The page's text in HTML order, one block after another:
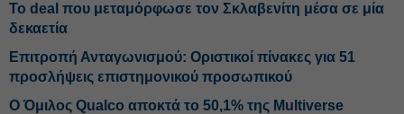
Το deal που μεταμόρφωσε τον Σκλαβενίτη μέσα σε μία
δεκαετία
Επιτροπή Ανταγωνισμού: Οριστικοί πίνακες για 51
προσλήψεις επιστημονικού προσωπικού
Ο Όμιλος Qualco αποκτά το 50,1% της Multiverse